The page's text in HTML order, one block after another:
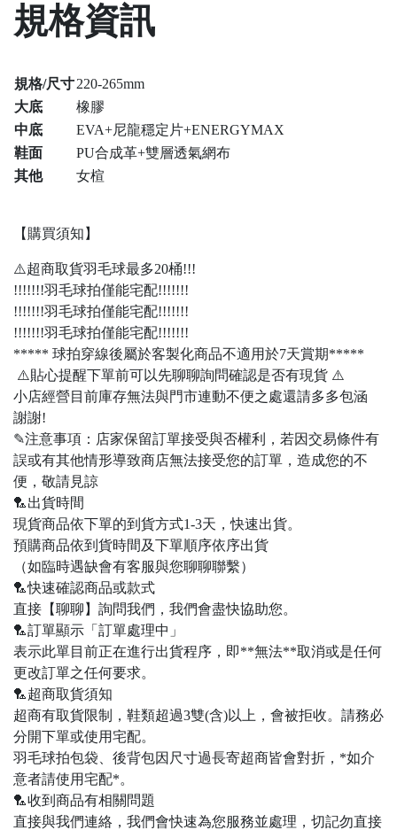
規格資訊
規格/尺寸220-265mm
大底
橡膠
中底
EVA+尼龍穩定片+ENERGYMAX
鞋面
PU合成革+雙層透氣網布
其他
女楦
【購買須知】
⚠️超商取貨羽毛球最多20桶!!!
!!!!!!!羽毛球拍僅能宅配!!!!!!!
!!!!!!!羽毛球拍僅能宅配!!!!!!!
!!!!!!!羽毛球拍僅能宅配!!!!!!!
***** 球拍穿線後屬於客製化商品不適用於7天賞期*****
⚠️貼心提醒下單前可以先聊聊詢問確認是否有現貨 ⚠️
小店經營目前庫存無法與門市連動不便之處還請多多包涵
謝謝!
✎注意事項：店家保留訂單接受與否權利，若因交易條件有
誤或有其他情形導致商店無法接受您的訂單，造成您的不
便，敬請見諒
🏸出貨時間
現貨商品依下單的到貨方式1-3天，快速出貨。
預購商品依到貨時間及下單順序依序出貨
（如臨時遇缺會有客服與您聊聊聯繫）
🏸快速確認商品或款式
直接【聊聊】詢問我們，我們會盡快協助您。
🏸訂單顯示「訂單處理中」
表示此單目前正在進行出貨程序，即**無法**取消或是任何
更改訂單之任何要求。
🏸超商取貨須知
超商有取貨限制，鞋類超過3雙(含)以上，會被拒收。請務必
分開下單或使用宅配。
羽毛球拍包袋、後背包因尺寸過長寄超商皆會對折，*如介
意者請使用宅配*。
🏸收到商品有相關問題
直接與我們連絡，我們會快速為您服務並處理，切記勿直接